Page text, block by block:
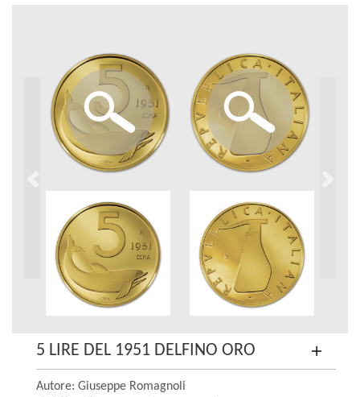
5 LIRE DEL 1951 DELFINO ORO
Autore: Giuseppe Romagnoli